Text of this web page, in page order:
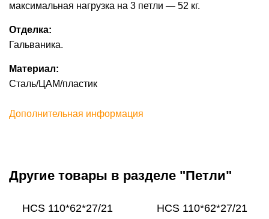
максимальная нагрузка на 3 петли — 52 кг.
Отделка:
Гальваника.
Материал:
Сталь/ЦАМ/пластик
Дополнительная информация
Другие товары в разделе "Петли"
HCS 110*62*27/21 HCS 110*62*27/21